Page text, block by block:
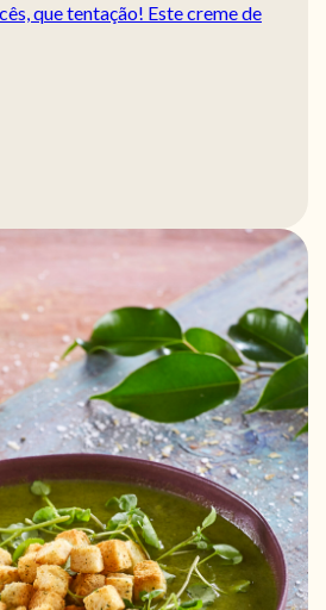
que tentação! Este creme de